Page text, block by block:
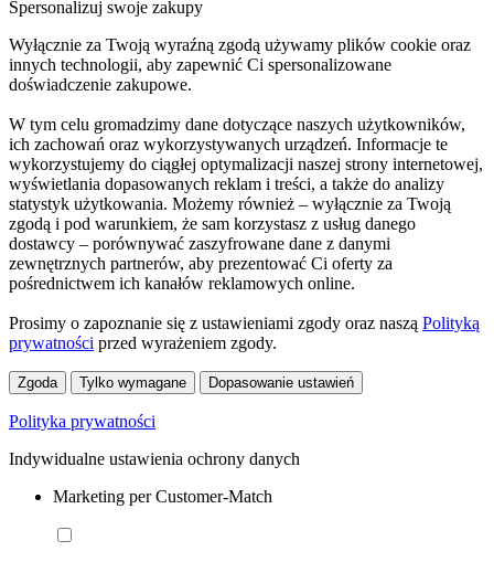
Spersonalizuj swoje zakupy
Wyłącznie za Twoją wyraźną zgodą używamy plików cookie oraz
innych technologii, aby zapewnić Ci spersonalizowane
doświadczenie zakupowe.
W tym celu gromadzimy dane dotyczące naszych użytkowników,
ich zachowań oraz wykorzystywanych urządzeń. Informacje te
wykorzystujemy do ciągłej optymalizacji naszej strony internetowej,
wyświetlania dopasowanych reklam i treści, a także do analizy
statystyk użytkowania. Możemy również – wyłącznie za Twoją
zgodą i pod warunkiem, że sam korzystasz z usług danego
dostawcy – porównywać zaszyfrowane dane z danymi
zewnętrznych partnerów, aby prezentować Ci oferty za
pośrednictwem ich kanałów reklamowych online.
Prosimy o zapoznanie się z ustawieniami zgody oraz naszą Polityką
prywatności przed wyrażeniem zgody.
Zgoda Tylko wymagane Dopasowanie ustawień
Polityka prywatności
Indywidualne ustawienia ochrony danych
Marketing per Customer-Match